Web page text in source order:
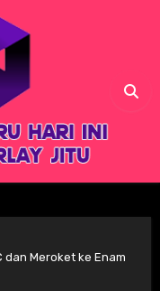
dan Meroket ke Enam